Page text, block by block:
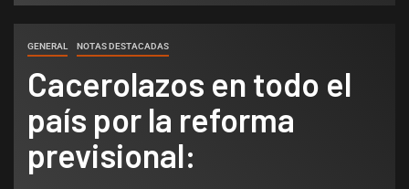
GENERAL NOTAS DESTACADAS
Cacerolazos en todo el
país por la reforma
previsional: